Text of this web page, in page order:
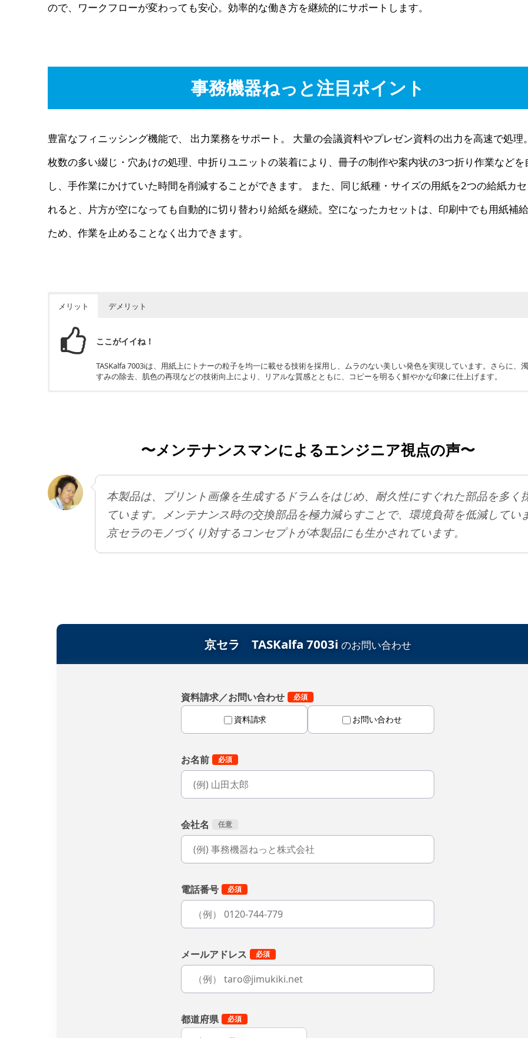
ので、ワークフローが変わっても安心。効率的な働き方を継続的にサポートします。
事務機器ねっと注目ポイント
豊富なフィニッシング機能で、 出力業務をサポート。 大量の会議資料やプレゼン資料の出力を高速で処理
枚数の多い綴じ・穴あけの処理、中折りユニットの装着により、冊子の制作や案内状の3つ折り作業などを
し、手作業にかけていた時間を削減することができます。 また、同じ紙種・サイズの用紙を2つの給紙カ
れると、片方が空になっても自動的に切り替わり給紙を継続。空になったカセットは、印刷中でも用紙補
ため、作業を止めることなく出力できます。
メリット デメリット
ここがイイね！
TASKalfa 7003iは、用紙上にトナーの粒子を均一に載せる技術を採用し、ムラのない美しい発色を実現しています。さらに、
すみの除去、肌色の再現などの技術向上により、リアルな質感とともに、コピーを明るく鮮やかな印象に仕上げます。
〜メンテナンスマンによるエンジニア視点の声〜
本製品は、プリント画像を生成するドラムをはじめ、耐久性にすぐれた部品を多く
ています。メンテナンス時の交換部品を極力減らすことで、環境負荷を低減してい
京セラのモノづくり対するコンセプトが本製品にも生かされています。
京セラ TASKalfa 7003i のお問い合わせ
資料請求／お問い合わせ
資料請求 お問い合わせ
お名前
会社名
電話番号
メールアドレス
都道府県